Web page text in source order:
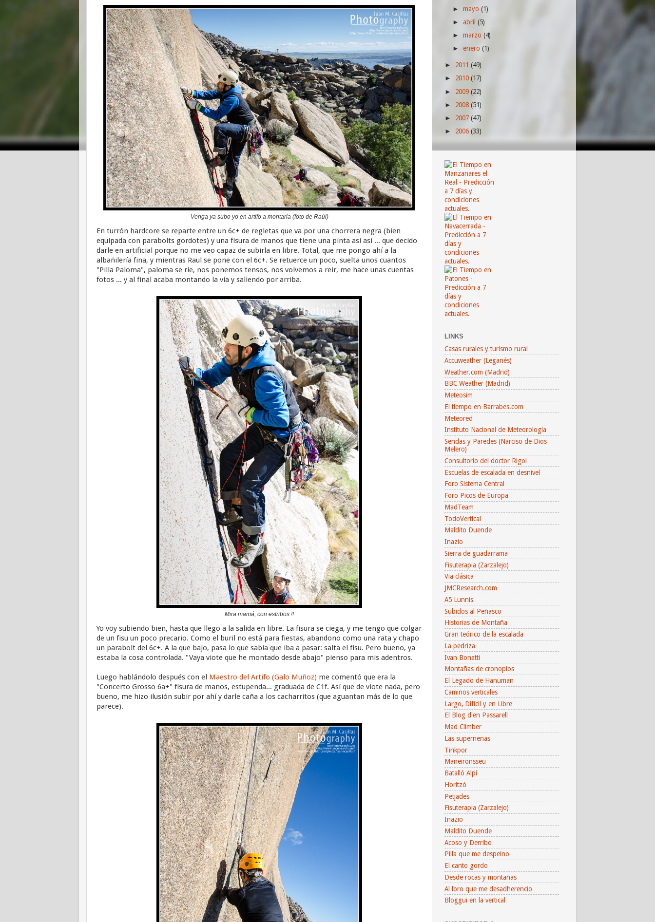
Venga ya subo yo en artifo a montarla (foto de Raúl)
En turrón hardcore se reparte entre un 6c+ de regletas que va por una chorrera negra (bien
equipada con parabolts gordotes) y una fisura de manos que tiene una pinta así así ... que decido
darle en artificial porque no me veo capaz de subirla en libre. Total, que me pongo ahí a la
albañilería fina, y mientras Raul se pone con el 6c+. Se retuerce un poco, suelta unos cuantos
"Pilla Paloma", paloma se ríe, nos ponemos tensos, nos volvemos a reir, me hace unas cuentas
fotos ... y al final acaba montando la vía y saliendo por arriba.
Mira mamá, con estribos !!
Yo voy subiendo bien, hasta que llego a la salida en libre. La fisura se ciega, y me tengo que colgar
de un fisu un poco precario. Como el buril no está para fiestas, abandono como una rata y chapo
un parabolt del 6c+. A la que bajo, pasa lo que sabía que iba a pasar: salta el fisu. Pero bueno, ya
estaba la cosa controlada. "Vaya viote que he montado desde abajo" pienso para mis adentros.
Luego hablándolo después con el Maestro del Artifo (Galo Muñoz) me comentó que era la
"Concerto Grosso 6a+" fisura de manos, estupenda... graduada de C1f. Así que de viote nada, pero
bueno, me hizo ilusión subir por ahí y darle caña a los cacharritos (que aguantan más de lo que
parece).
►mayo(1)
►abril(5)
►marzo(4)
►enero(1)
► 2011 (49)
► 2010 (17)
► 2009 (22)
► 2008 (51)
► 2007 (47)
► 2006 (33)
LINKS
Casas rurales y turismo rural
Accuweather (Leganés)
Weather.com (Madrid)
BBC Weather (Madrid)
Meteosim
El tiempo en Barrabes.com
Meteored
Instituto Nacional de Meteorología
Sendas y Paredes (Narciso de Dios
Melero)
Consultorio del doctor Rigol
Escuelas de escalada en desnivel
Foro Sistema Central
Foro Picos de Europa
MadTeam
TodoVertical
Maldito Duende
Inazio
Sierra de guadarrama
Fisuterapia (Zarzalejo)
Via clásica
JMCResearch.com
A5 Lunnis
Subidos al Peñasco
Historias de Montaña
Gran teórico de la escalada
La pedriza
Ivan Bonatti
Montañas de cronopios
El Legado de Hanuman
Caminos verticales
Largo, Dificil y en Libre
El Blog d'en Passarell
Mad Climber
Las supernenas
Tinkpor
Maneironsseu
Batalló Alpí
Horitzó
Petjades
Fisuterapia (Zarzalejo)
Inazio
Maldito Duende
Acoso y Derribo
Pilla que me despeino
El canto gordo
Desde rocas y montañas
Al loro que me desadherencio
Bloggui en la vertical